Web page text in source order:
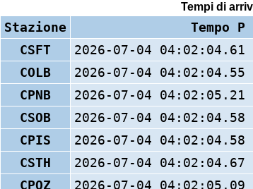
Tempi di
Stazione Tempo P
CSFT
2026-07-04
COLB
2026-07-04
CPNB
2026-07-04
CSOB
2026-07-04
CPIS
2026-07-04
CSTH
2026-07-04
CPOZ
2026-07-04